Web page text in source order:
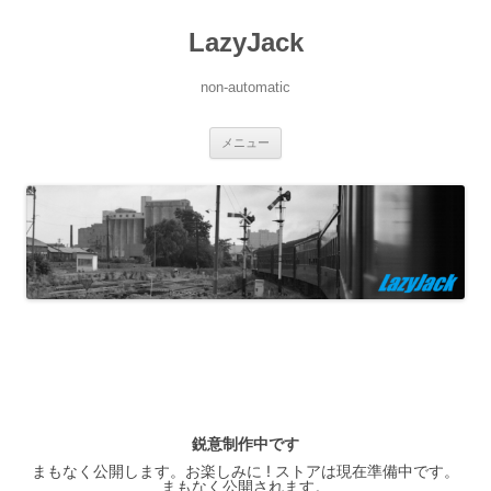
LazyJack
non-automatic
メニュー
ツ
へ
ス
キ
ッ
プ
鋭意制作中です
まもなく公開します。お楽しみに ! ストアは現在準備中です。
まもなく公開されます。